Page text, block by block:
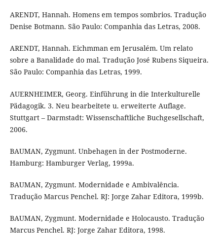
ARENDT, Hannah. Homens em tempos sombrios. Tradução
Denise Botmann. São Paulo: Companhia das Letras, 2008.
ARENDT, Hannah. Eichmman em Jerusalém. Um relato
sobre a Banalidade do mal. Tradução José Rubens Siqueira.
São Paulo: Companhia das Letras, 1999.
AUERNHEIMER, Georg. Einführung in die Interkulturelle
Pädagogik. 3. Neu bearbeitete u. erweiterte Auflage.
Stuttgart – Darmstadt: Wissenschaftliche Buchgesellschaft,
2006.
BAUMAN, Zygmunt. Unbehagen in der Postmoderne.
Hamburg: Hamburger Verlag, 1999a.
BAUMAN, Zygmunt. Modernidade e Ambivalência.
Tradução Marcus Penchel. RJ: Jorge Zahar Editora, 1999b.
BAUMAN, Zygmunt. Modernidade e Holocausto. Tradução
Marcus Penchel. RJ: Jorge Zahar Editora, 1998.